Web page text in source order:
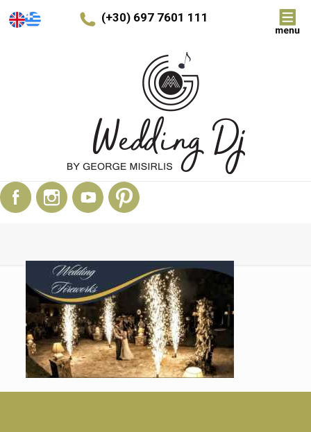
(+30) 697 7601 111